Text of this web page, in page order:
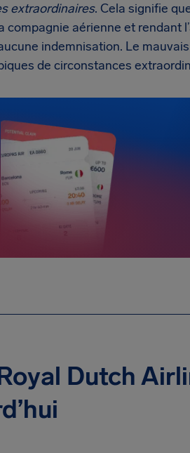
extraordinaires. Cela signifie
compagnie aérienne et rendant
indemnisation. Le
de circonstances
Dutch